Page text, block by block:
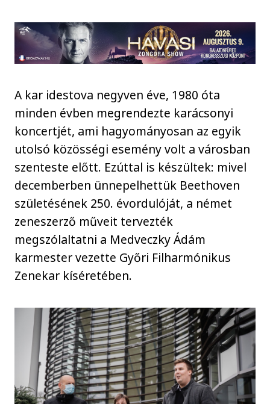
A kar idestova negyven éve, 1980 óta
minden évben megrendezte karácsonyi
koncertjét, ami hagyományosan az egyik
utolsó közösségi esemény volt a városban
szenteste előtt. Ezúttal is készültek: mivel
decemberben ünnepelhettük Beethoven
születésének 250. évordulóját, a német
zeneszerző műveit tervezték
megszólaltatni a Medveczky Ádám
karmester vezette Győri Filharmónikus
Zenekar kíséretében.